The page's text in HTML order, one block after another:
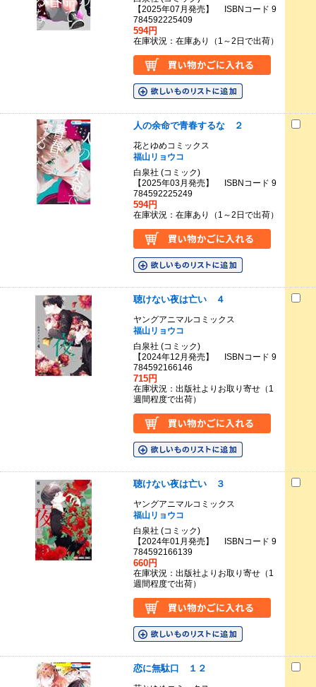
【2025年07月発売】 ISBNコード 9
784592225409
594円
在庫状況：在庫あり（1～2日で出荷）
人の余命で青春するな ２
花とゆめコミックス
福山リョウコ
白泉社 (コミック)
【2025年03月発売】 ISBNコード 9
784592225249
594円
在庫状況：在庫あり（1～2日で出荷）
聴けない夜は亡い ４
ヤングアニマルコミックス
福山リョウコ
白泉社 (コミック)
【2024年12月発売】 ISBNコード 9
784592166146
715円
在庫状況：出版社よりお取り寄せ（1
週間程度で出荷）
聴けない夜は亡い ３
ヤングアニマルコミックス
福山リョウコ
白泉社 (コミック)
【2024年01月発売】 ISBNコード 9
784592166139
660円
在庫状況：出版社よりお取り寄せ（1
週間程度で出荷）
恋に無駄口 １２